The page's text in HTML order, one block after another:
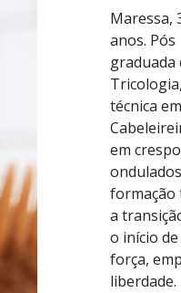
Maressa,
anos. Pós
graduada
Tricologia,
técnica
em
formação
a
o início
força,
liberdade.